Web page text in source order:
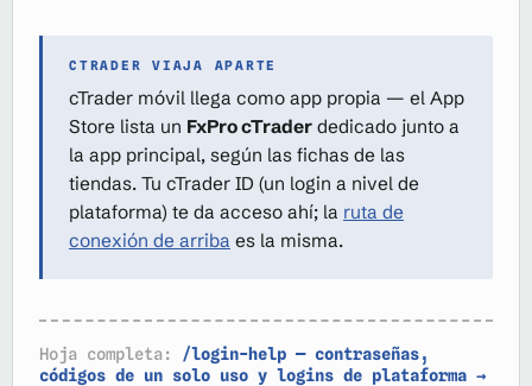
CTRADER VIAJA APARTE
cTrader móvil llega como app propia — el App
Store lista un FxPro cTrader dedicado junto a
la app principal, según las fichas de las
tiendas. Tu cTrader ID (un login a nivel de
plataforma) te da acceso ahí; la ruta de
conexión de arriba es la misma.
Hoja completa:
/login-help — contraseñas,
códigos de un solo uso y logins de plataforma →